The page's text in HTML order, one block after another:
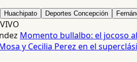
Huachipato Deportes Concepción
VIVO
Momento bullalbo: el jocoso
y Cecilia Perez en el